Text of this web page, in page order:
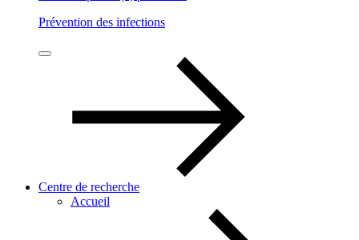
Prévention des infections
Centre de recherche
Accueil